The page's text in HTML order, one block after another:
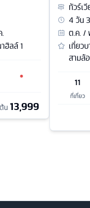
.
ฮิลล์ 1
น 13,999
ทัวร์เ
4วัน3
ต.ค. /
เที่ยว
สามล้
11
ที่เที่ยว